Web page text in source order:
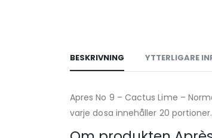
BESKRIVNING YTTERLIGARE
Apres No 9 – Cactus Lime –
varje dosa innehåller 20 portioner.